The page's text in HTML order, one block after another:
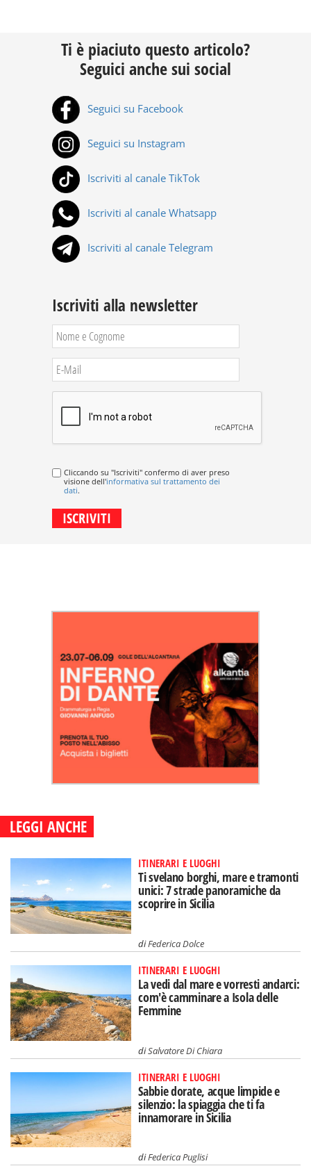
Ti è piaciuto questo articolo?
Seguici anche sui social
Seguici su Facebook
Seguici su Instagram
Iscriviti al canale TikTok
Iscriviti al canale Whatsapp
Iscriviti al canale Telegram
Iscriviti alla newsletter
Cliccando su "Iscriviti" confermo di aver preso
visione dell'informativa sul trattamento dei
dati.
LEGGI ANCHE
ITINERARI E LUOGHI
Ti svelano borghi, mare e tramonti
unici: 7 strade panoramiche da
scoprire in Sicilia
diFederica Dolce
ITINERARI E LUOGHI
La vedi dal mare e vorresti andarci:
com'è camminare a Isola delle
Femmine
diSalvatore Di Chiara
ITINERARI E LUOGHI
Sabbie dorate, acque limpide e
silenzio: la spiaggia che ti fa
innamorare in Sicilia
diFederica Puglisi